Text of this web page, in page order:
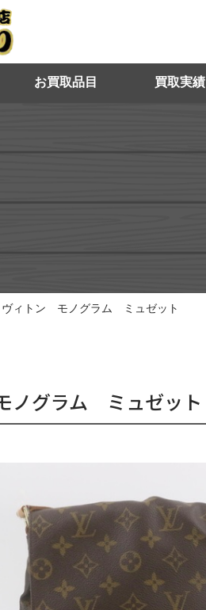
お買取品目 買取実績
ヴィトン モノグラム ミュゼット
ノグラム ミュゼット